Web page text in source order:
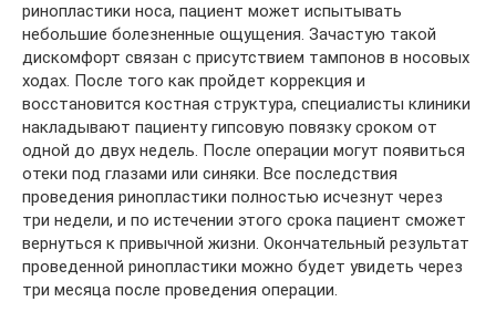
ринопластики носа, пациент может испытывать
небольшие болезненные ощущения. Зачастую такой
дискомфорт связан с присутствием тампонов в носовых
ходах. После того как пройдет коррекция и
восстановится костная структура, специалисты клиники
накладывают пациенту гипсовую повязку сроком от
одной до двух недель. После операции могут появиться
отеки под глазами или синяки. Все последствия
проведения ринопластики полностью исчезнут через
три недели, и по истечении этого срока пациент сможет
вернуться к привычной жизни. Окончательный результат
проведенной ринопластики можно будет увидеть через
три месяца после проведения операции.